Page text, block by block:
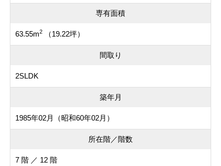
専有面積
63.55m2 （19.22坪）
間取り
2SLDK
築年月
1985年02月（昭和60年02月）
所在階／階数
7 階 ／ 12 階